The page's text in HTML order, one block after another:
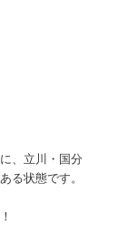
、立川・国分
る状態です。